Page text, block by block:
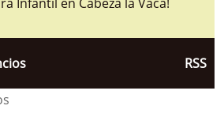
Infantil en Cabeza la Vaca!
RSS